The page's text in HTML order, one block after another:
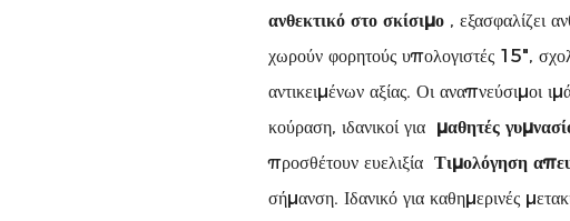
ανθεκτικό στο σκίσιμο , εξασφαλίζει
χωρούν φορητούς υπολογιστές 15",
αντικειμένων αξίας. Οι αναπνεύσιμοι
κούραση, ιδανικοί για μαθητές
προσθέτουν ευελιξία Τιμολόγηση
σήμανση. Ιδανικό για καθημερινές